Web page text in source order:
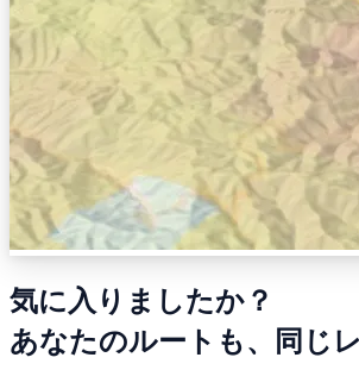
気に入りましたか？
あなたのルートも、同じ